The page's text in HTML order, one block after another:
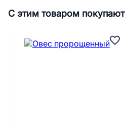
С этим товаром покупают